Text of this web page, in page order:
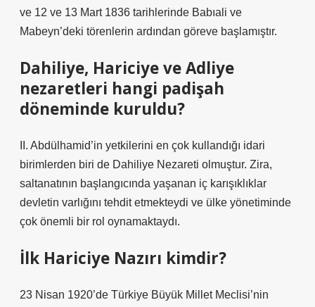
ve 12 ve 13 Mart 1836 tarihlerinde Babıali ve
Mabeyn’deki törenlerin ardından göreve başlamıştır.
Dahiliye, Hariciye ve Adliye
nezaretleri hangi padişah
döneminde kuruldu?
II. Abdülhamid’in yetkilerini en çok kullandığı idari
birimlerden biri de Dahiliye Nezareti olmuştur. Zira,
saltanatının başlangıcında yaşanan iç karışıklıklar
devletin varlığını tehdit etmekteydi ve ülke yönetiminde
çok önemli bir rol oynamaktaydı.
İlk Hariciye Nazırı kimdir?
23 Nisan 1920’de Türkiye Büyük Millet Meclisi’nin